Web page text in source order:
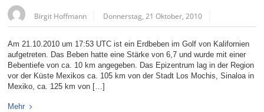
Birgit Hoffmann Donnerstag, 21 Oktober, 2010
Am 21.10.2010 um 17:53 UTC ist ein Erdbeben im Golf von Kalifornien
aufgetreten. Das Beben hatte eine Stärke von 6,7 und wurde mit einer
Bebentiefe von ca. 10 km angegeben. Das Epizentrum lag in der Region
vor der Küste Mexikos ca. 105 km von der Stadt Los Mochis, Sinaloa in
Mexiko, ca. 125 km von […]
Mehr